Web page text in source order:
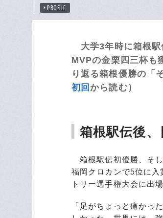
PROFILE
大学3年時に箱根駅
MVPの金栗四三杯も
り返る箱根優勝の
初回から読む）
箱根駅伝後、
箱根駅伝初優勝、そ
福岡クロカンで5位に
トリー選手権大会に出
「足がちょっと痛かっ